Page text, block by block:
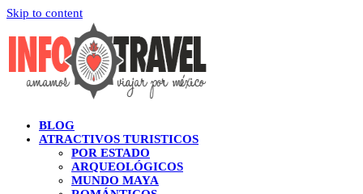
Skip to content
BLOG
ATRACTIVOS TURISTICOS
POR ESTADO
ARQUEOLÓGICOS
MUNDO MAYA